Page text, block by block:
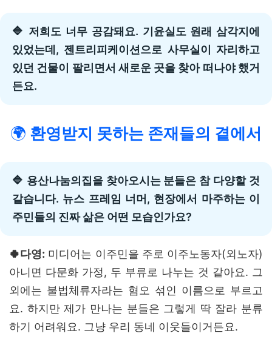
🔷 저희도 너무 공감돼요. 기윤실도 원래 삼각지에
있었는데, 젠트리피케이션으로 사무실이 자리하고
있던 건물이 팔리면서 새로운 곳을 찾아 떠나야 했거
든요.
🌍 환영받지 못하는 존재들의 곁에서
🔷 용산나눔의집을 찾아오시는 분들은 참 다양할 것
같습니다. 뉴스 프레임 너머, 현장에서 마주하는 이
주민들의 진짜 삶은 어떤 모습인가요?
🍀다영: 미디어는 이주민을 주로 이주노동자(외노자)
아니면 다문화 가정, 두 부류로 나누는 것 같아요. 그
외에는 불법체류자라는 혐오 섞인 이름으로 부르고
요. 하지만 제가 만나는 분들은 그렇게 딱 잘라 분류
하기 어려워요. 그냥 우리 동네 이웃들이거든요.